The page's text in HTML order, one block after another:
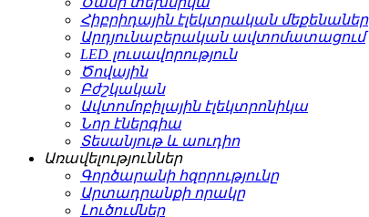
Հիբրիդային էլեկտրական մեքենաներ
Արդյունաբերական ավտոմատացում
LED լուսավորություն
Ծովային
Բժշկական
Ավտոմոբիլային էլեկտրոնիկա
Նոր էներգիա
Տեսանյութ և աուդիո
Առավելություններ
Գործարանի հզորությունը
Արտադրանքի որակը
Լուծումներ